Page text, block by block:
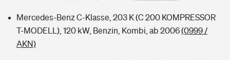
Mercedes-Benz C-Klasse, 203 K (C 200 KOMPRESSOR
T-MODELL), 120 kW, Benzin, Kombi, ab 2006(0999 /
AKN)